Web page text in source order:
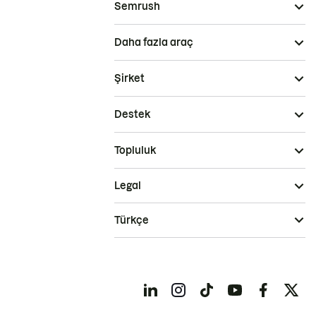
Semrush
Daha fazla araç
Şirket
Destek
Topluluk
Legal
Türkçe